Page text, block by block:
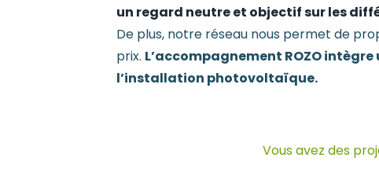
un regard neutre et objectif sur les
De plus, notre réseau nous permet de
prix. L’accompagnement ROZO
l’installation photovoltaïque.
Vous avez des